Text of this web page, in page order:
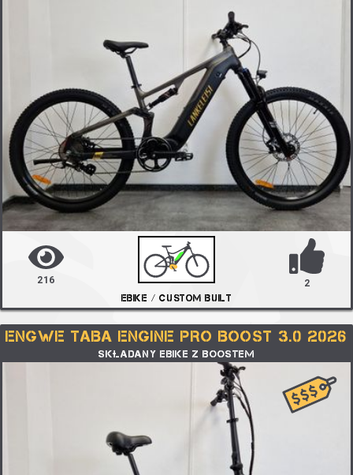
216
EBIKE / CUSTOM BUILT
2
ENGWE TABA ENGINE PRO BOOST 3.0 2026
SKŁADANY EBIKE Z BOOSTEM